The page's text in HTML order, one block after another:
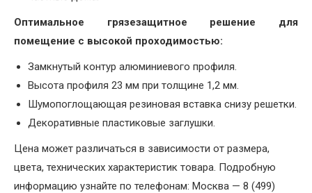
Оптимальное грязезащитное решение для
помещение с высокой проходимостью:
Замкнутый контур алюминиевого профиля.
Высота профиля 23 мм при толщине 1,2 мм.
Шумопоглощающая резиновая вставка снизу решетки.
Декоративные пластиковые заглушки.
Цена может различаться в зависимости от размера,
цвета, технических характеристик товара. Подробную
информацию узнайте по телефонам: Москва — 8 (499)